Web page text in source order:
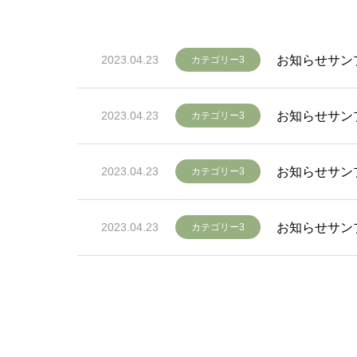
2023.04.23 カテゴリー3 お知らせサン
2023.04.23 カテゴリー3 お知らせサン
2023.04.23 カテゴリー3 お知らせサン
2023.04.23 カテゴリー3 お知らせサン